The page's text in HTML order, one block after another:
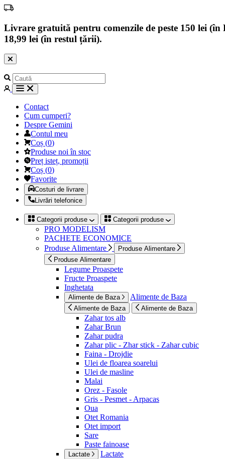
Livrare gratuită pentru comenzile de peste 150 lei
18,99 lei (în restul țării).
Contact
Cum cumperi?
Despre Gemini
Contul meu
Coș (0)
Produse noi în stoc
Preț isteț, promoții
Coș (0)
Favorite
Costuri de livrare
Livrări telefonice
Categorii produse Categorii produse
PRO MODELISM
PACHETE ECONOMICE
Produse Alimentare
Produse Alimentare
Produse Alimentare
Legume Proaspete
Fructe Proaspete
Inghetata
Alimente de Baza Alimente de Baza
Alimente de Baza Alimente de Baza
Zahar tos alb
Zahar Brun
Zahar pudra
Zahar plic - Zhar stick - Zahar cubic
Faina - Drojdie
Ulei de floarea soarelui
Ulei de masline
Malai
Orez - Fasole
Gris - Pesmet - Arpacas
Oua
Otet Romania
Otet import
Sare
Paste fainoase
Lactate Lactate